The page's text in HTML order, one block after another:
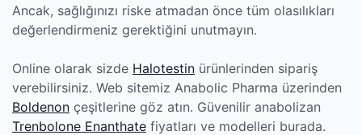
Ancak, sağlığınızı riske atmadan önce tüm olasılıkları
değerlendirmeniz gerektiğini unutmayın.
Online olarak sizde Halotestin ürünlerinden sipariş
verebilirsiniz. Web sitemiz Anabolic Pharma üzerinden
Boldenon çeşitlerine göz atın. Güvenilir anabolizan
Trenbolone Enanthate fiyatları ve modelleri burada.